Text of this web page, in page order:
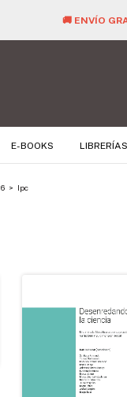
🚚 ENVÍO
E-BOOKS
> Ipc